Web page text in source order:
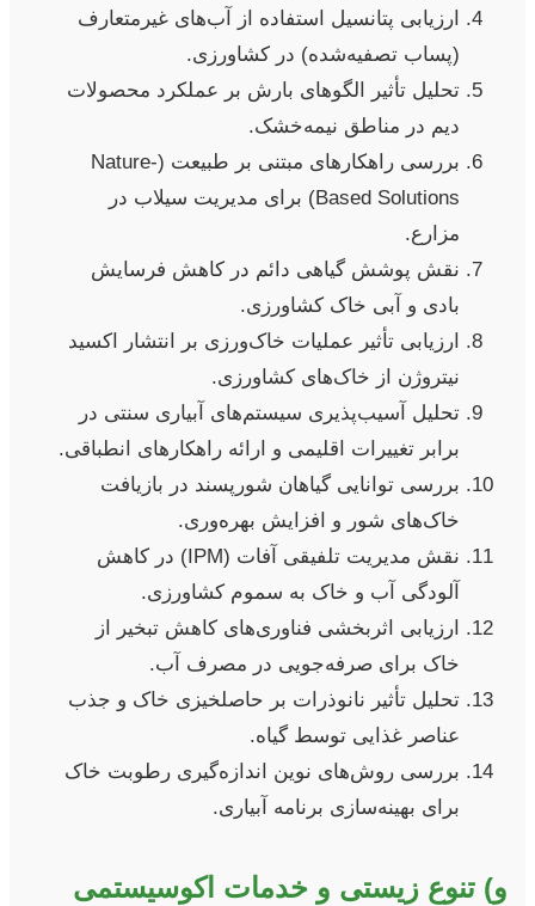
ارزیابی پتانسیل استفاده از آب‌های غیرمتعارف
(پساب تصفیه‌شده) در کشاورزی.
تحلیل تأثیر الگوهای بارش بر عملکرد محصولات
دیم در مناطق نیمه‌خشک.
بررسی راهکارهای مبتنی بر طبیعت (Nature-
Based Solutions) برای مدیریت سیلاب در
مزارع.
نقش پوشش گیاهی دائم در کاهش فرسایش
بادی و آبی خاک کشاورزی.
ارزیابی تأثیر عملیات خاک‌ورزی بر انتشار اکسید
نیتروژن از خاک‌های کشاورزی.
تحلیل آسیب‌پذیری سیستم‌های آبیاری سنتی در
برابر تغییرات اقلیمی و ارائه راهکارهای انطباقی.
بررسی توانایی گیاهان شورپسند در بازیافت
خاک‌های شور و افزایش بهره‌وری.
نقش مدیریت تلفیقی آفات (IPM) در کاهش
آلودگی آب و خاک به سموم کشاورزی.
ارزیابی اثربخشی فناوری‌های کاهش تبخیر از
خاک برای صرفه‌جویی در مصرف آب.
تحلیل تأثیر نانوذرات بر حاصلخیزی خاک و جذب
عناصر غذایی توسط گیاه.
بررسی روش‌های نوین اندازه‌گیری رطوبت خاک
برای بهینه‌سازی برنامه آبیاری.
و) تنوع زیستی و خدمات اکوسیستمی